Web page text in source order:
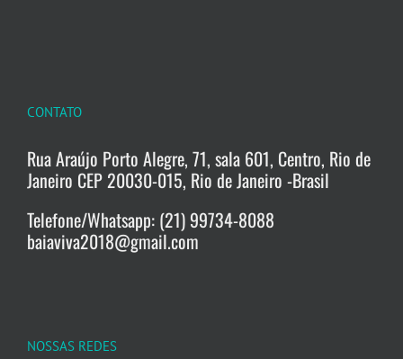
CONTATO
Rua Araújo Porto Alegre, 71, sala 601, Centro, Rio de
Janeiro CEP 20030-015, Rio de Janeiro -Brasil
Telefone/Whatsapp: (21) 99734-8088
baiaviva2018@gmail.com
NOSSAS REDES